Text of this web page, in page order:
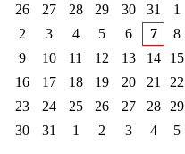
26
27 28 29 30 31
1
2
3 4 5 6 7
8
9
10 11 12 13 14
15
16
17 18 19 20 21
22
23
24 25 26 27 28
29
30
31 1 2 3 4 5